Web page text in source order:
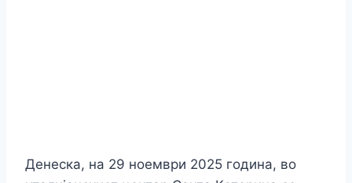
Денеска, на 29 ноември 2025 година, во